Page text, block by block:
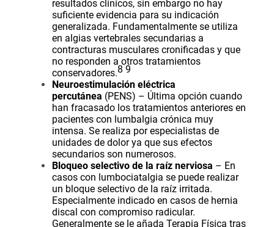
resultados clínicos, sin embargo no hay
suficiente evidencia para su indicación
generalizada. Fundamentalmente se utiliza
en algias vertebrales secundarias a
contracturas musculares cronificadas y que
no responden a otros tratamientos
conservadores.8 9
Neuroestimulación eléctrica
percutánea (PENS) – Última opción cuando
han fracasado los tratamientos anteriores en
pacientes con lumbalgia crónica muy
intensa. Se realiza por especialistas de
unidades de dolor ya que sus efectos
secundarios son numerosos.
Bloqueo selectivo de la raíz nerviosa – En
casos con lumbociatalgia se puede realizar
un bloque selectivo de la raíz irritada.
Especialmente indicado en casos de hernia
discal con compromiso radicular.
Generalmente se le añada Terapia Física tras